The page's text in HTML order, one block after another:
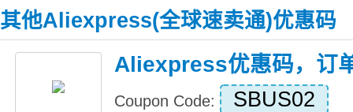
其他Aliexpress(全球速卖通)优惠码
Aliexpress优惠码，订
Coupon Code: SBUS02